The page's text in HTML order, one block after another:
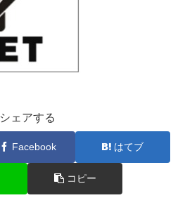
シェアする
Facebook はてブ
コピー